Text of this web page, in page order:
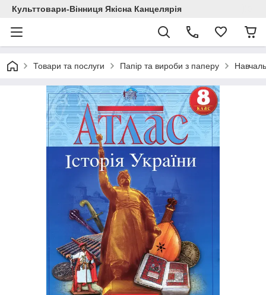
Культтовари-Вінниця Якісна Канцелярія
Товари та послуги Папір та вироби з паперу